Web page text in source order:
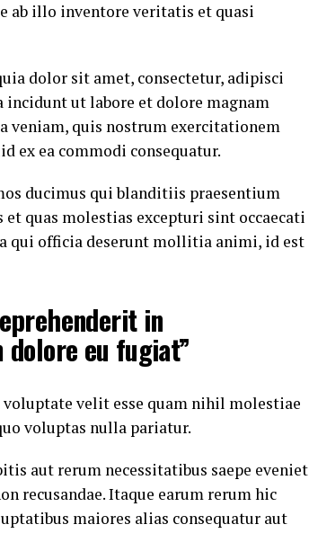
ab illo inventore veritatis et quasi
dolor sit amet, consectetur, adipisci
ut labore et dolore magnam
veniam, quis nostrum exercitationem
ex ea commodi consequatur.
ducimus qui blanditiis praesentium
quas molestias excepturi sint occaecati
qui officia deserunt mollitia animi, id est
in
eu fugiat”
velit esse quam nihil molestiae
voluptas nulla pariatur.
aut rerum necessitatibus saepe eveniet
recusandae. Itaque earum rerum hic
maiores alias consequatur aut